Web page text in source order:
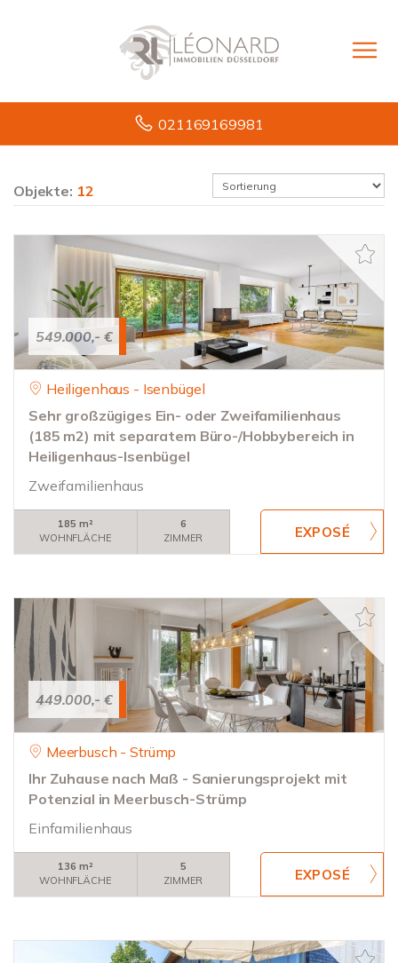
021169169981
Objekte: 12
549.000,- €
Heiligenhaus - Isenbügel
Sehr großzügiges Ein- oder Zweifamilienhaus
(185 m2) mit separatem Büro-/Hobbybereich in
Heiligenhaus-Isenbügel
Zweifamilienhaus
185 m²
WOHNFLÄCHE
6
ZIMMER
449.000,- €
Meerbusch - Strümp
Ihr Zuhause nach Maß - Sanierungsprojekt mit
Potenzial in Meerbusch-Strümp
Einfamilienhaus
136 m²
WOHNFLÄCHE
5
ZIMMER